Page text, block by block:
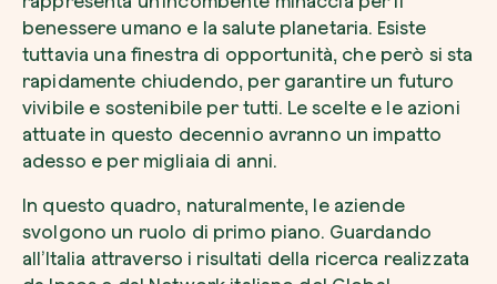
benessere umano e la salute planetaria. Esiste
tuttavia una finestra di opportunità, che però si sta
rapidamente chiudendo, per garantire un futuro
vivibile e sostenibile per tutti. Le scelte e le azioni
attuate in questo decennio avranno un impatto
adesso e per migliaia di anni.
In questo quadro, naturalmente, le aziende
svolgono un ruolo di primo piano. Guardando
all’Italia attraverso i risultati della ricerca realizzata